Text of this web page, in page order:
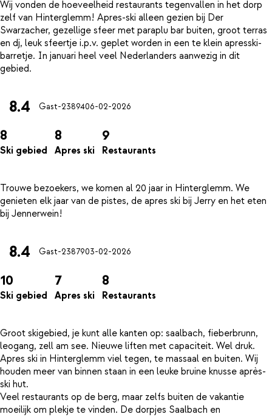
Wij vonden de hoeveelheid restaurants tegenvallen in het dorp
zelf van Hinterglemm! Apres-ski alleen gezien bij Der
Swarzacher, gezellige sfeer met paraplu bar buiten, groot terras
en dj, leuk sfeertje i.p.v. geplet worden in een te klein apresski-
barretje. In januari heel veel Nederlanders aanwezig in dit
8.4 Gast-2389406-02-2026
8
Ski gebied
8
Apres ski
9
Restaurants
Trouwe bezoekers, we komen al 20 jaar in Hinterglemm. We
genieten elk jaar van de pistes, de apres ski bij Jerry en het eten
8.4 Gast-2387903-02-2026
10
Ski gebied
7
Apres ski
8
Restaurants
Groot skigebied, je kunt alle kanten op: saalbach, fieberbrunn,
leogang, zell am see. Nieuwe liften met capaciteit. Wel druk.
Apres ski in Hinterglemm viel tegen, te massaal en buiten. Wij
houden meer van binnen staan in een leuke bruine knusse après-
ski hut.
Veel restaurants op de berg, maar zelfs buiten de vakantie
moeilijk om plekje te vinden. De dorpjes Saalbach en